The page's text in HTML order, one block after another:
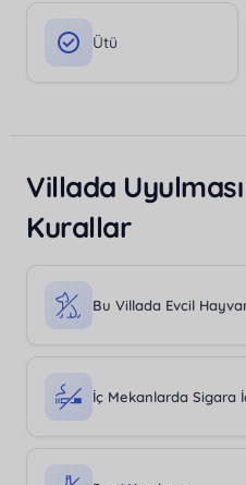
Ütü
Villada
Kurallar
Bu Villada Evcil
İç Mekanlarda Sigara